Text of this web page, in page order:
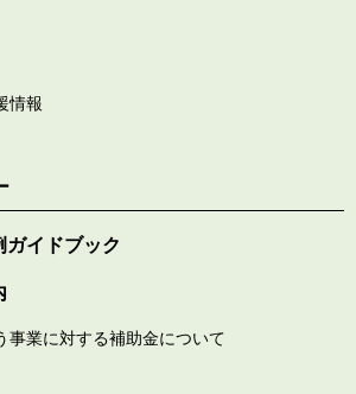
情報
ガイドブック
事業に対する補助金について